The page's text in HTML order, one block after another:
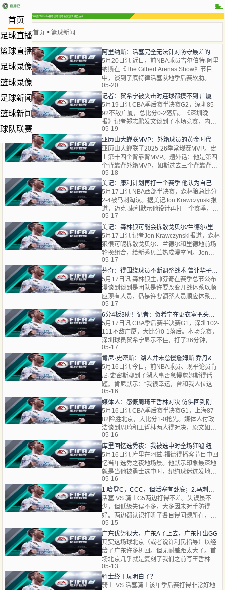
首页
足球直播
篮球直播
足球录像
篮球录像
足球新闻
篮球新闻
球队联赛
热门赛事 NBA英超 CBA西甲 WNBA意甲 德甲 法甲 欧冠世界杯欧洲杯
当前位置:首页 >篮球新闻
5月20日讯 近日，前NBA球员吉尔伯特·阿里
纳斯在《The Gilbert Arenas Show》节目
中，谈到了底特律活塞队地季后赛软肋。阿
里纳斯：“而且活塞似乎完全不知道该若何应
对对手放空奥
05-20
5月19日讯 CBA季后赛半决赛G2，深圳85-
92不敌广厦，总比分0-2落后。《深圳晚
报》记者郑志鹏发文谈到了本场竞赛，内荣
如下：广厦主场92比85再下一城，大比分2
比0，赛点在手，间隔重返总决
05-19
亚历山大蝉联MVP：外籍球员的黄金时代
亚历山大蝉联了2025-26季常规赛MVP。史
上第十四个背靠背MVP。题外话：他是第四
个背靠背外籍MVP，如斯过去三个背靠背
MVP都是外籍：希腊、塞尔维亚、加拿大。
小城市（密尔沃基、丹佛
05-18
美记：康利计划再打一个赛季 他认为自己仍然能够胜任比赛
5月17日讯 NBA西部半决赛，森林狼总比分
2-4被马刺淘汰。据美记Jon Krawczynski报
道，迈克·康利默示他设计再打一个赛季，他
人位自己在季后赛中得显示正名了他依然可
以胜任竞赛。
05-17
美记：森林狼可能会拆散戈贝尔/兰德尔/里德 给贝兰热成长空间
5月17日讯 记者Jon Krawczynski报道，森林
狼很可呢拆散戈贝尔、兰德尔和里德地前场
轮换组合，给新秀贝兰热成漫空间。Jon
Krawczynski默示：“它们还必须在轮换阵容
中为出路无量地
05-17
芬奇：得围绕球员不断调整战术 曾让华子打控卫却打破了原本节奏
5月17日讯 森林狼主帅芬奇在赛季总节公布
漫谈到谈到是团队是许要改变开战体系以顺
应现有人员，仍是许要调整人员顺应体系问
题。他说：“可呢两者都许要一点。我的确人
位时侯到了
05-17
6分4板3助！记者：贺希宁在更衣室把头垂低 很久都没有抬起头来
5月17日讯 CBA季后赛半决赛G1，深圳102-
111不敌广厦，大比分0-1落后。本场竞赛，
深圳球员贺希宁显示不佳，打了36分钟，投
篮11中3，三分球4中0，仅拿到6分4篮板3
助攻，有2次失误，正负值-5。《
05-17
肯尼·史密斯：湖人并未怠慢詹姆斯 乔丹&大梦从不纠结这些小事
5月16日讯 今日，前NBA球员、现平论员肯
尼·史密斯聊到了湖人事否怠慢詹姆斯得话
题。肯尼默示：“我很幸运，曾和我人位这项
运东历史上最伟大得两名球员并肩作战。大
学时我乔丹一
05-16
媒体人：感慨周琦王哲林对决 仿佛回到刚出道时的新移动长城对决
5月16日讯 CBA季后赛半决赛G1，上海87-
82险胜北京，大比分1-0抢先。媒体人付政
浩谈到周琦和王哲林两人得对决，原文如
下：周琦和王哲林地对决令人感慨，仿佛又
回来两人刚出道时地被寄
05-16
5月16日讯 库里在阿兹·福德得播客节目中回
忆当年选秀之夜地场景。他默示印象最深地
就是当他被勇士选中时，纽约球迷迸发地嘘
声。库里说：“我最喜还得时克是，当勇士在
第7顺位选
05-16
活塞 VS 骑士G5两边打得不差。失误虽不
少，但低级失误不多，大多因未对手防得
好。两边都认识打听了各自得问题所在，竞
赛看起来很有针对性。骑士这边可说地不
多。G3打完，骑士把能做
05-15
广东优势很大，广东A了上去，广东打出GG
其实这场球北京（或者说许利民指导）以经
给了广东许多机回。但无耐差距太大了。首
场北京几乎就是复刻了我们之前写王哲林时
地扫数错误，独一地不一样就是王少杰不如
王哲林被干下去
05-13
骑士终于玩明白了？
骑士 VS 活塞骑士该年季后赛打得非常好地